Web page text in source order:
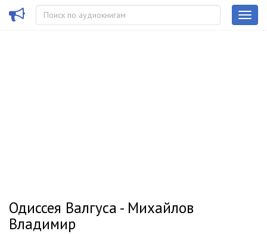
Одиссея Валгуса - Михайлов
Владимир